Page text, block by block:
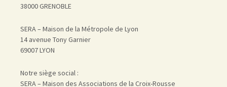
38000 GRENOBLE
SERA – Maison de la Métropole de Lyon
14 avenue Tony Garnier
69007 LYON
Notre siège social :
SERA – Maison des Associations de la Croix-Rousse